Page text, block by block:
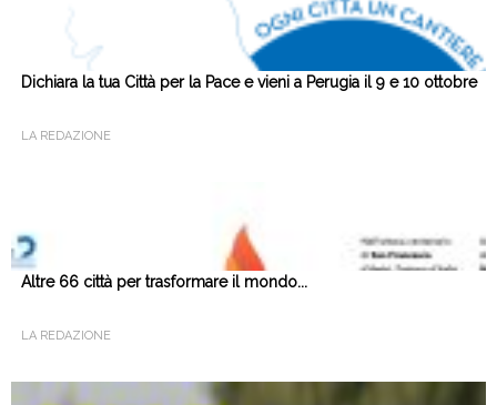
Dichiara la tua Città per la Pace e vieni a Perugia il 9 e 10 ottobre
LA REDAZIONE
Altre 66 città per trasformare il mondo...
LA REDAZIONE